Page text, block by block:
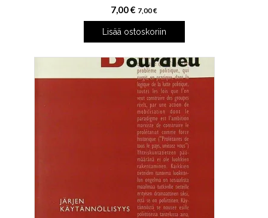
7,00€ 7,00€
Lisää ostoskoriin